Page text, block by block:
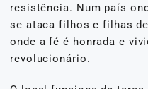
resistência. Num país
se ataca filhos e filhas
onde a fé é honrada e
revolucionário.